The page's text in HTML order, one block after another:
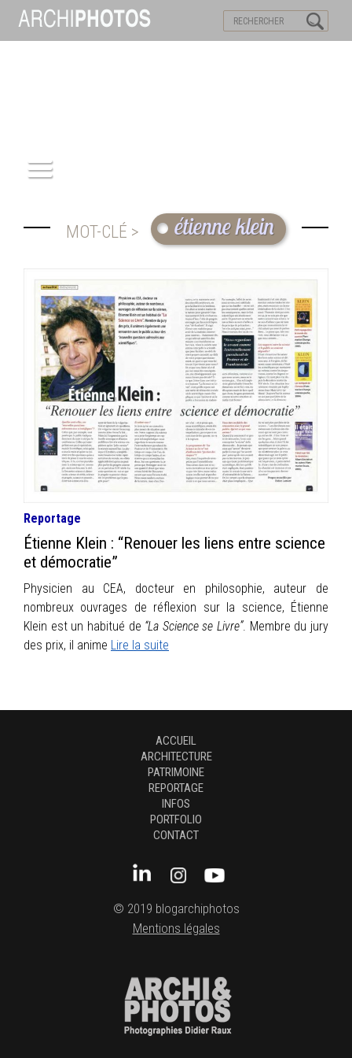
PATRIMOINE
REPORTAGE
INFOS
PORTFOLIO
CONTACT
MOT-CLÉ > étienne klein
Reportage
Étienne Klein : “Renouer les liens entre science
et démocratie”
Physicien au CEA, docteur en philosophie, auteur de
nombreux ouvrages de réflexion sur la science, Étienne
Klein est un habitué de “La Science se Livre”. Membre du jury
des prix, il anime Lire la suite
ACCUEIL
ARCHITECTURE
PATRIMOINE
REPORTAGE
INFOS
PORTFOLIO
CONTACT
© 2019 blogarchiphotos
Mentions légales